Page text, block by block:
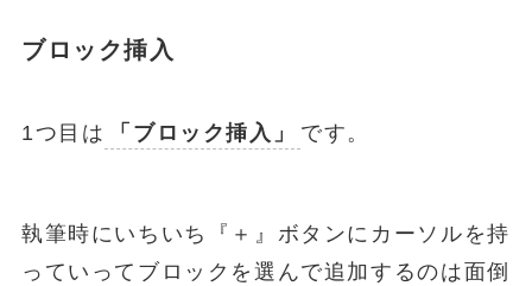
ブロック挿入
1つ目は 「ブロック挿入」 です。
執筆時にいちいち『＋』ボタンにカーソルを持
っていってブロックを選んで追加するのは面倒